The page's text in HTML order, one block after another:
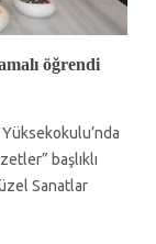
öğrendi
başlıklı
Sanatlar